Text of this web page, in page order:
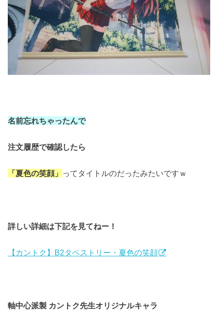
名前忘れちゃったんで
注文履歴で確認したら
「夏色の笑顔」 ってタイトルのだったみたいですｗ
詳しい詳細は下記を見てねー！
【カントク】B2タペストリー・夏色の笑顔
軸中心派製 カントク先生オリジナルキャラ